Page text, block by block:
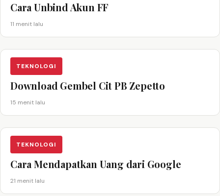
Cara Unbind Akun FF
11 menit lalu
TEKNOLOGI
Download Gembel Cit PB Zepetto
15 menit lalu
TEKNOLOGI
Cara Mendapatkan Uang dari Google
21 menit lalu